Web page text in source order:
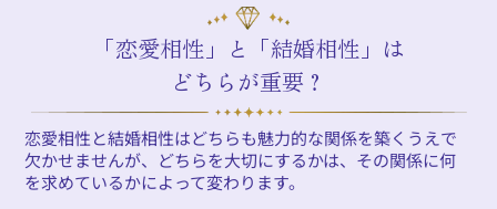
「恋愛相性」と「結婚相性」は
どちらが重要？
恋愛相性と結婚相性はどちらも魅力的な関係を築くうえで
欠かせませんが、どちらを大切にするかは、その関係に何
を求めているかによって変わります。